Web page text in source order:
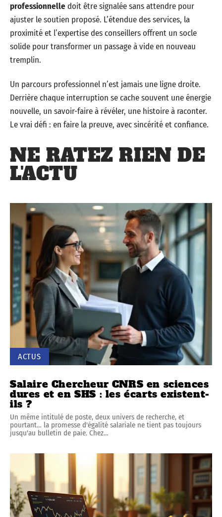
professionnelledoit être signalée sans attendre pour
ajuster le soutien proposé. L’étendue des services, la
proximité et l’expertise des conseillers offrent un socle
solide pour transformer un passage à vide en nouveau
tremplin.
Un parcours professionnel n’est jamais une ligne droite.
Derrière chaque interruption se cache souvent une énergie
nouvelle, un savoir-faire à révéler, une histoire à raconter.
Le vrai défi : en faire la preuve, avec sincérité et confiance.
NE RATEZ RIEN DE
L'ACTU
ACTUS
Salaire Chercheur CNRS en sciences
dures et en SHS : les écarts existent-
ils ?
Un même intitulé de poste, deux univers de recherche, et
pourtant… la promesse d'égalité salariale ne tient pas toujours
jusqu'au bulletin de paie. Chez…